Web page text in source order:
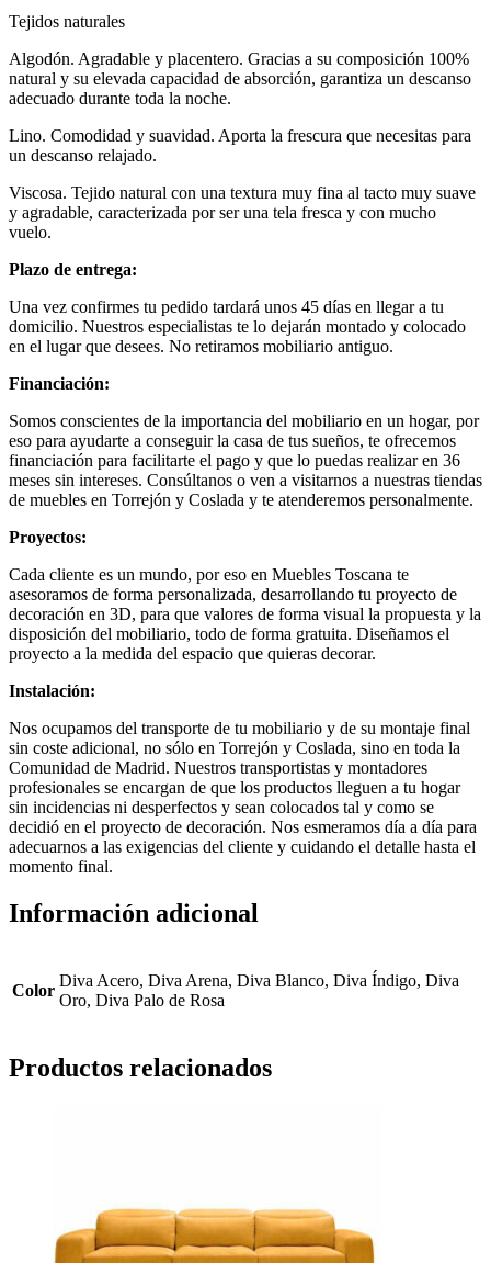
Tejidos naturales
Algodón. Agradable y placentero. Gracias a su composición 100%
natural y su elevada capacidad de absorción, garantiza un descanso
adecuado durante toda la noche.
Lino. Comodidad y suavidad. Aporta la frescura que necesitas para
un descanso relajado.
Viscosa. Tejido natural con una textura muy fina al tacto muy suave
y agradable, caracterizada por ser una tela fresca y con mucho
vuelo.
Plazo de entrega:
Una vez confirmes tu pedido tardará unos 45 días en llegar a tu
domicilio. Nuestros especialistas te lo dejarán montado y colocado
en el lugar que desees. No retiramos mobiliario antiguo.
Financiación:
Somos conscientes de la importancia del mobiliario en un hogar, por
eso para ayudarte a conseguir la casa de tus sueños, te ofrecemos
financiación para facilitarte el pago y que lo puedas realizar en 36
meses sin intereses. Consúltanos o ven a visitarnos a nuestras tiendas
de muebles en Torrejón y Coslada y te atenderemos personalmente.
Proyectos:
Cada cliente es un mundo, por eso en Muebles Toscana te
asesoramos de forma personalizada, desarrollando tu proyecto de
decoración en 3D, para que valores de forma visual la propuesta y la
disposición del mobiliario, todo de forma gratuita. Diseñamos el
proyecto a la medida del espacio que quieras decorar.
Instalación:
Nos ocupamos del transporte de tu mobiliario y de su montaje final
sin coste adicional, no sólo en Torrejón y Coslada, sino en toda la
Comunidad de Madrid. Nuestros transportistas y montadores
profesionales se encargan de que los productos lleguen a tu hogar
sin incidencias ni desperfectos y sean colocados tal y como se
decidió en el proyecto de decoración. Nos esmeramos día a día para
adecuarnos a las exigencias del cliente y cuidando el detalle hasta el
momento final.
Información adicional
Color
Diva Acero, Diva Arena, Diva Blanco, Diva Índigo, Diva
Oro, Diva Palo de Rosa
Productos relacionados